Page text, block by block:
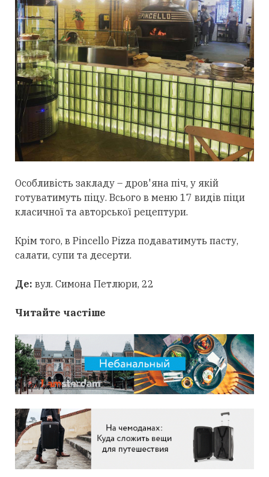
Особливість закладу – дров'яна піч, у якій
готуватимуть піцу. Всього в меню 17 видів піци
класичної та авторської рецептури.
Крім того, в Pincello Pizza подаватимуть пасту,
салати, супи та десерти.
Де: вул. Симона Петлюри, 22
Читайте частіше